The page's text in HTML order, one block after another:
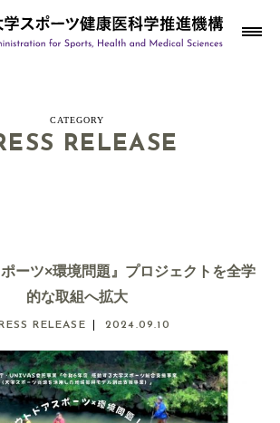
CATEGORY
RELEASE
ポーツ×環境問題』プロジェクトを全学
的な取組へ拡大
RELEASE 2024.09.10